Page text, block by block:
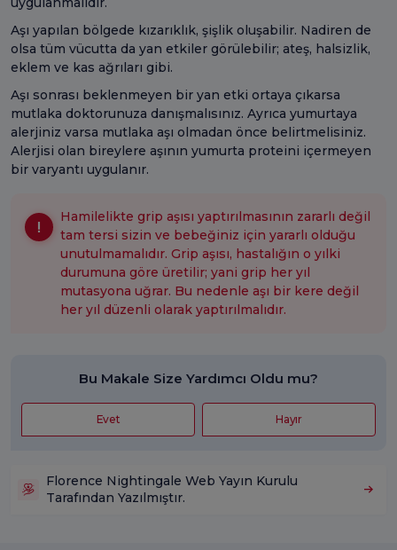
Aşı yapılan bölgede kızarıklık, şişlik oluşabilir. Nadiren de
olsa tüm vücutta da yan etkiler görülebilir; ateş, halsizlik,
eklem ve kas ağrıları gibi.
Aşı sonrası beklenmeyen bir yan etki ortaya çıkarsa
mutlaka doktorunuza danışmalısınız. Ayrıca yumurtaya
alerjiniz varsa mutlaka aşı olmadan önce belirtmelisiniz.
Alerjisi olan bireylere aşının yumurta proteini içermeyen
bir varyantı uygulanır.
Hamilelikte grip aşısı yaptırılmasının zararlı değil
tam tersi sizin ve bebeğiniz için yararlı olduğu
unutulmamalıdır. Grip aşısı, hastalığın o yılki
durumuna göre üretilir; yani grip her yıl
mutasyona uğrar. Bu nedenle aşı bir kere değil
her yıl düzenli olarak yaptırılmalıdır.
Bu Makale Size Yardımcı Oldu mu?
Evet Hayır
Florence Nightingale Web Yayın Kurulu
Tarafından Yazılmıştır.